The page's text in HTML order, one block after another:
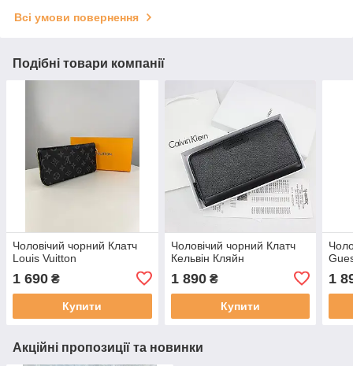
Всі умови повернення
Подібні товари компанії
Чоловічий чорний Клатч
Louis Vuitton
1 690 ₴
Купити
Чоловічий чорний Клатч
Кельвін Кляйн
1 890₴
Купити
1
Акційні пропозиції та новинки